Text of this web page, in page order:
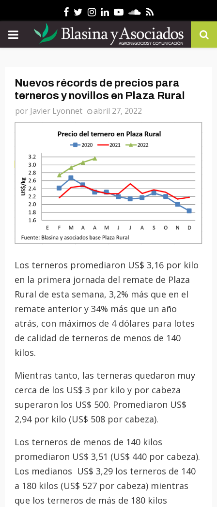
Facebook
Twitter
Instagram
Linkedin
YoutubeSoundcloud
Rss
PRIMARY
Nuevos récords de precios para
terneros y novillos en Plaza Rural
por Javier Lyonnet abril 27, 2022
Los terneros promediaron US$ 3,16 por kilo
en la primera jornada del remate de Plaza
Rural de esta semana, 3,2% más que en el
remate anterior y 34% más que un año
atrás, con máximos de 4 dólares para lotes
de calidad de terneros de menos de 140
kilos.
Mientras tanto, las terneras quedaron muy
cerca de los US$ 3 por kilo y por cabeza
superaron los US$ 500. Promediaron US$
2,94 por kilo (US$ 508 por cabeza).
Los terneros de menos de 140 kilos
promediaron US$ 3,51 (US$ 440 por cabeza).
Los medianos US$ 3,29 los terneros de 140
a 180 kilos (US$ 527 por cabeza) mientras
que los terneros de más de 180 kilos